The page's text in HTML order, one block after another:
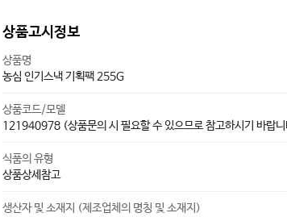
상품고시정보
상품명
농심 인기스낵 기획팩 255G
상품코드/모델
121940978 (상품문의 시 필요할 수 있으므로 참고하시기 바랍
식품의 유형
상품상세참고
생산자 및 소재지 (제조업체의 명칭 및 소재지)